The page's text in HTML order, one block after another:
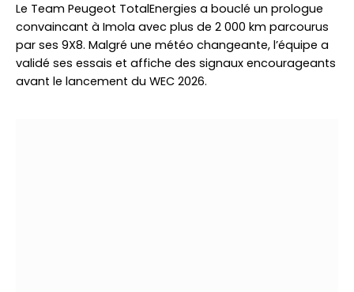
Le Team Peugeot TotalEnergies a bouclé un prologue
convaincant à Imola avec plus de 2 000 km parcourus
par ses 9X8. Malgré une météo changeante, l’équipe a
validé ses essais et affiche des signaux encourageants
avant le lancement du WEC 2026.